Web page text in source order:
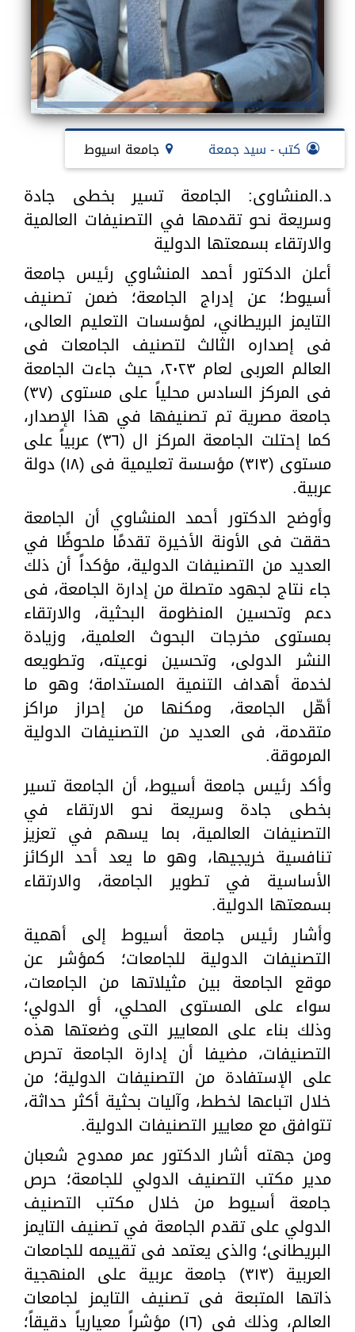
كتب - سيد جمعة جامعة اسيوط
د.المنشاوى: الجامعة تسير بخطى جادة
وسريعة نحو تقدمها في التصنيفات العالمية
والارتقاء بسمعتها الدولية
أعلن الدكتور أحمد المنشاوي رئيس جامعة
أسيوط؛ عن إدراج الجامعة؛ ضمن تصنيف
التايمز البريطاني، لمؤسسات التعليم العالى،
فى إصداره الثالث لتصنيف الجامعات فى
العالم العربى لعام ٢٠٢٣، حيث جاءت الجامعة
فى المركز السادس محلياً على مستوى (٣٧)
جامعة مصرية تم تصنيفها في هذا الإصدار،
كما إحتلت الجامعة المركز ال (٣٦) عربياً على
مستوى (٣١٣) مؤسسة تعليمية فى (١٨) دولة
عربية.
وأوضح الدكتور أحمد المنشاوي أن الجامعة
حققت فى الأونة الأخيرة تقدمًا ملحوظًا في
العديد من التصنيفات الدولية، مؤكداً أن ذلك
جاء نتاج لجهود متصلة من إدارة الجامعة، فى
دعم وتحسين المنظومة البحثية، والارتقاء
بمستوى مخرجات البحوث العلمية، وزيادة
النشر الدولى، وتحسين نوعيته، وتطويعه
لخدمة أهداف التنمية المستدامة؛ وهو ما
أهّل الجامعة، ومكنها من إحراز مراكز
متقدمة، فى العديد من التصنيفات الدولية
المرموقة.
وأكد رئيس جامعة أسيوط، ‏أن الجامعة تسير
بخطى جادة وسريعة نحو الارتقاء في
التصنيفات العالمية، بما يسهم في تعزيز
تنافسية خريجيها، وهو ما يعد أحد الركائز
الأساسية في تطوير الجامعة، والارتقاء
بسمعتها الدولية.
وأشار رئيس جامعة أسيوط إلى أهمية
التصنيفات الدولية للجامعات؛ كمؤشر عن
موقع الجامعة بين مثيلاتها من الجامعات،
سواء على المستوى المحلي، أو الدولي؛
وذلك بناء على المعايير التى وضعتها هذه
التصنيفات، مضيفا أن إدارة الجامعة تحرص
على الإستفادة من التصنيفات الدولية؛ من
خلال اتباعها لخطط، وآليات بحثية أكثر حداثة،
تتوافق مع معايير التصنيفات الدولية.
ومن جهته أشار الدكتور عمر ممدوح شعبان
مدير مكتب التصنيف الدولي للجامعة؛ حرص
جامعة أسيوط من خلال مكتب التصنيف
الدولي على تقدم الجامعة في تصنيف التايمز
البريطانى؛ والذى يعتمد فى تقييمه للجامعات
العربية (٣١٣) جامعة عربية على المنهجية
ذاتها المتبعة فى تصنيف التايمز لجامعات
العالم، وذلك فى (١٦) مؤشراً معيارياً دقيقاً؛